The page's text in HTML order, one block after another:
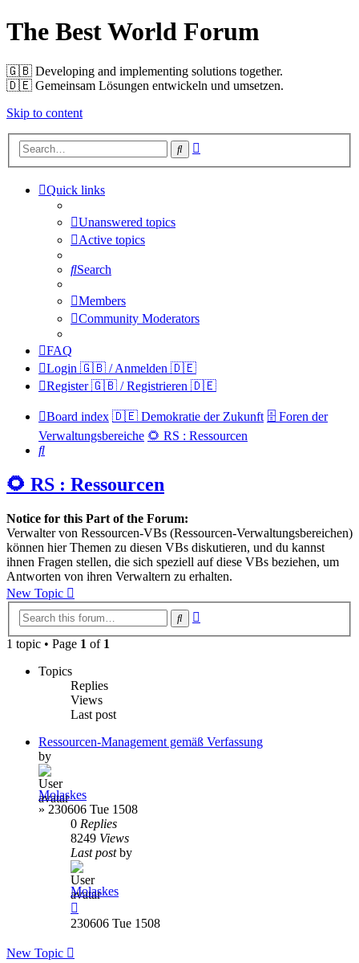
The Best World Forum
🇬🇧️ Developing and implementing solutions together.
🇩🇪️ Gemeinsam Lösungen entwickeln und umsetzen.
Skip to content
Search
Quick links
Unanswered topics
Active topics
Search
Members
Community Moderators
FAQ
Login 🇬🇧 / Anmelden 🇩🇪
Register 🇬🇧 / Registrieren 🇩🇪
Board index 🇩🇪 Demokratie der Zukunft 🗄️ Foren der
Verwaltungsbereiche 🌻 RS : Ressourcen
Search
🌻 RS : Ressourcen
Notice for this Part of the Forum:
Verwalter von Ressourcen-VBs (Ressourcen-Verwaltungsbereichen)
können hier Themen zu diesen VBs diskutieren, und du kannst
ihnen Fragen stellen, die sich speziell auf diese VBs beziehen, um
Antworten von ihren Verwaltern zu erhalten.
New Topic
Search
1 topic • Page 1 of 1
Topics
Replies
Views
Last post
Ressourcen-Management gemäß Verfassung
by
Molaskes
» 230606 Tue 1508
0 Replies
8249 Views
Last postby
Molaskes
230606 Tue 1508
New Topic